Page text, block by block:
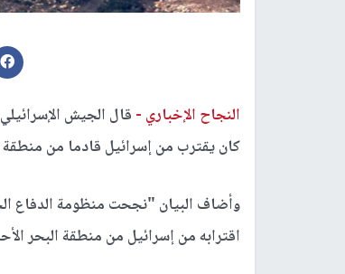
النجاح الإخباري - قال الجيش
كان يقترب من إسرائيل قادما من منطقة
وأضاف البيان "نجحت منظومة الدفاع
اقترابه من إسرائيل من منطقة البحر